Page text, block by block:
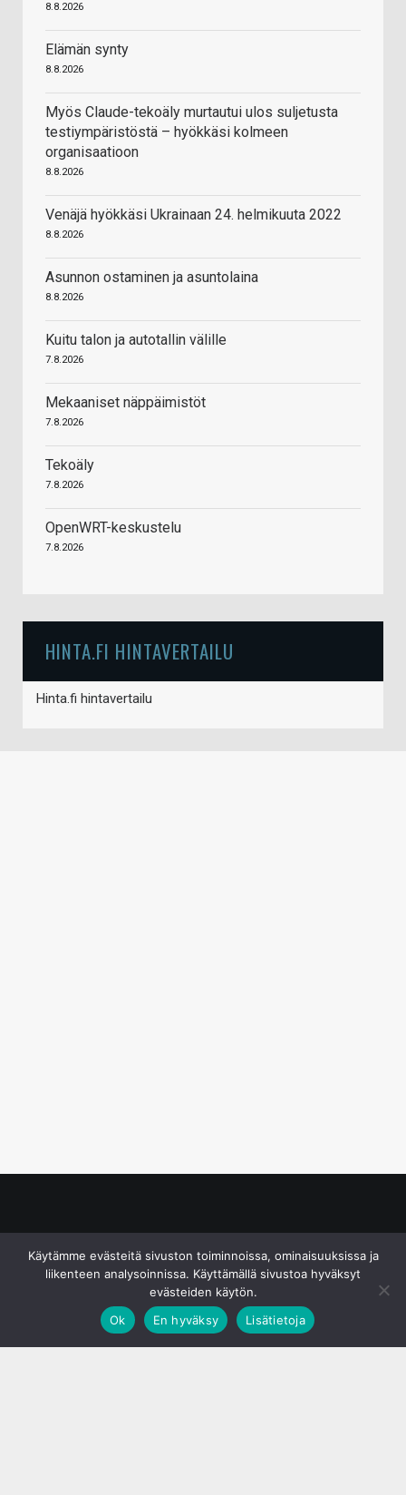
8.8.2026
Elämän synty
8.8.2026
Myös Claude-tekoäly murtautui ulos suljetusta
testiympäristöstä – hyökkäsi kolmeen
organisaatioon
8.8.2026
Venäjä hyökkäsi Ukrainaan 24. helmikuuta 2022
8.8.2026
Asunnon ostaminen ja asuntolaina
8.8.2026
Kuitu talon ja autotallin välille
7.8.2026
Mekaaniset näppäimistöt
7.8.2026
Tekoäly
7.8.2026
OpenWRT-keskustelu
7.8.2026
HINTA.FI HINTAVERTAILU
Hinta.fi hintavertailu
Käytämme evästeitä sivuston toiminnoissa, ominaisuuksissa ja
liikenteen analysoinnissa. Käyttämällä sivustoa hyväksyt
evästeiden käytön.
Ok
En hyväksy Lisätietoja